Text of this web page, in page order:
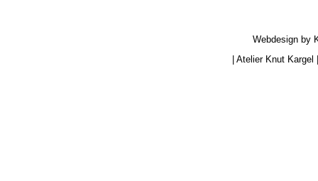
Webdesign by
|Atelier Knut Kargel